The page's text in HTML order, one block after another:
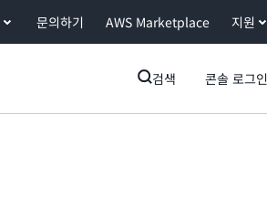
문의하기 AWS Marketplace 지원
검색 콘솔 로그인